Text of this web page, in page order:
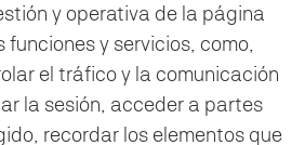
y operativa de la página
y servicios, como,
el tráfico y la comunicación
la sesión, acceder a partes
recordar los elementos que